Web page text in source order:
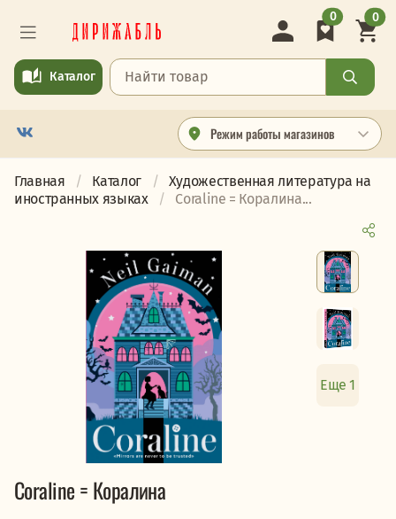
Режим работы магазинов
Каталог
0 0
Главная Каталог
Художественная литература на
иностранных языках
Coraline = Коралина...
Еще 1
Coraline = Коралина